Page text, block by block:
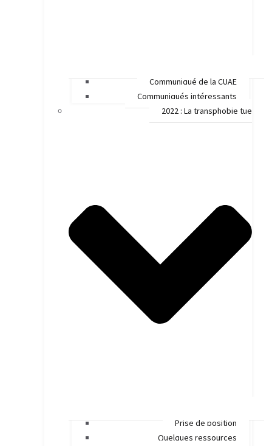
Communiqué de la CUAE
Communiqués intéressants
2022 : La transphobie tue
Prise de position
Quelques ressources